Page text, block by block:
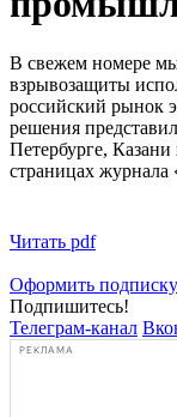
В свежем номере
взрывозащиты
российский рынок
решения
Петербурге,
страницах журнала
Читать pdf
Оформить подписку
Подпишитесь!
Телеграм-канал
РЕКЛАМА